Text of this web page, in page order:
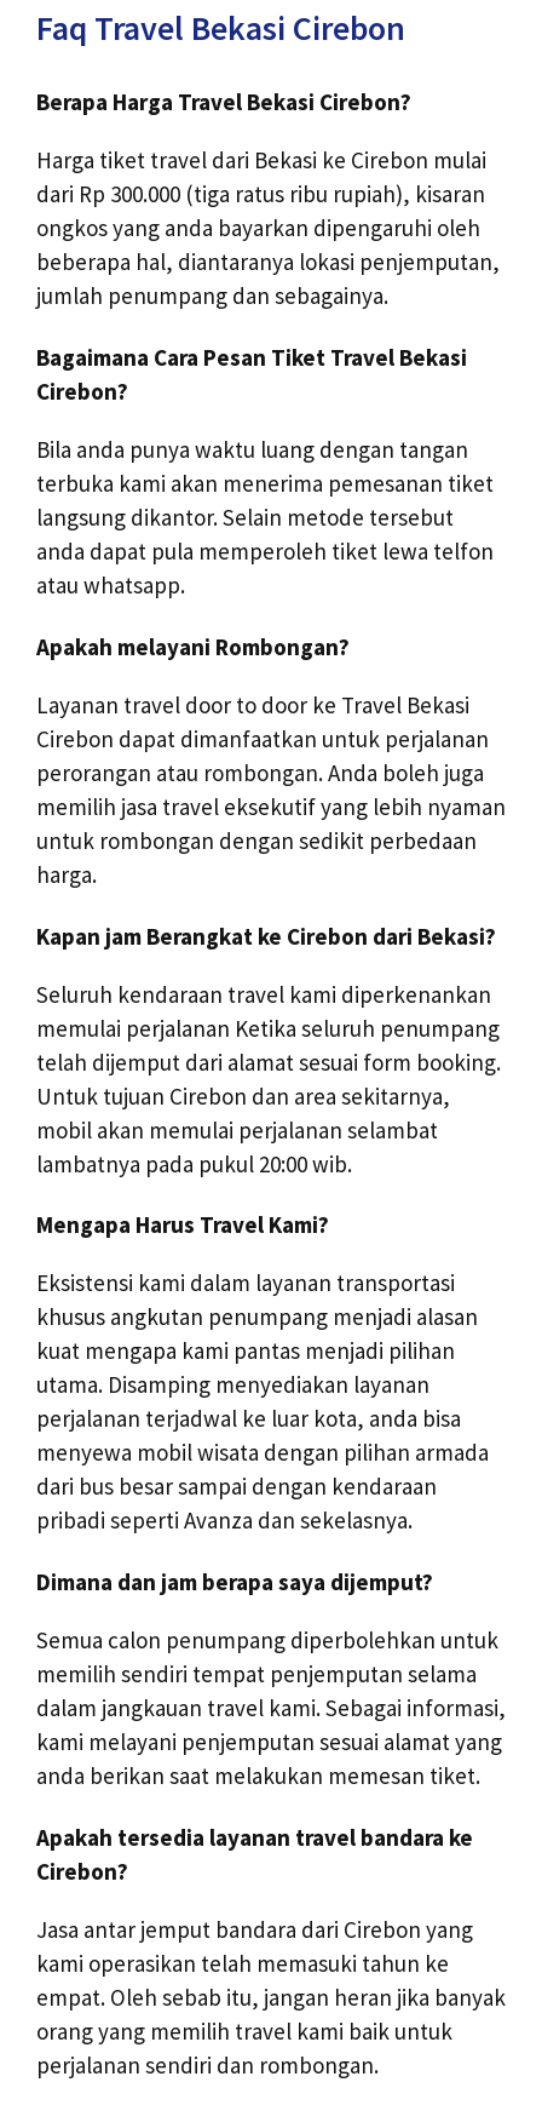
Faq Travel Bekasi Cirebon
Berapa Harga Travel Bekasi Cirebon?
Harga tiket travel dari Bekasi ke Cirebon mulai
dari Rp 300.000 (tiga ratus ribu rupiah), kisaran
ongkos yang anda bayarkan dipengaruhi oleh
beberapa hal, diantaranya lokasi penjemputan,
jumlah penumpang dan sebagainya.
Bagaimana Cara Pesan Tiket Travel Bekasi
Cirebon?
Bila anda punya waktu luang dengan tangan
terbuka kami akan menerima pemesanan tiket
langsung dikantor. Selain metode tersebut
anda dapat pula memperoleh tiket lewa telfon
atau whatsapp.
Apakah melayani Rombongan?
Layanan travel door to door ke Travel Bekasi
Cirebon dapat dimanfaatkan untuk perjalanan
perorangan atau rombongan. Anda boleh juga
memilih jasa travel eksekutif yang lebih nyaman
untuk rombongan dengan sedikit perbedaan
harga.
Kapan jam Berangkat ke Cirebon dari Bekasi?
Seluruh kendaraan travel kami diperkenankan
memulai perjalanan Ketika seluruh penumpang
telah dijemput dari alamat sesuai form booking.
Untuk tujuan Cirebon dan area sekitarnya,
mobil akan memulai perjalanan selambat
lambatnya pada pukul 20:00 wib.
Mengapa Harus Travel Kami?
Eksistensi kami dalam layanan transportasi
khusus angkutan penumpang menjadi alasan
kuat mengapa kami pantas menjadi pilihan
utama. Disamping menyediakan layanan
perjalanan terjadwal ke luar kota, anda bisa
menyewa mobil wisata dengan pilihan armada
dari bus besar sampai dengan kendaraan
pribadi seperti Avanza dan sekelasnya.
Dimana dan jam berapa saya dijemput?
Semua calon penumpang diperbolehkan untuk
memilih sendiri tempat penjemputan selama
dalam jangkauan travel kami. Sebagai informasi,
kami melayani penjemputan sesuai alamat yang
anda berikan saat melakukan memesan tiket.
Apakah tersedia layanan travel bandara ke
Cirebon?
Jasa antar jemput bandara dari Cirebon yang
kami operasikan telah memasuki tahun ke
empat. Oleh sebab itu, jangan heran jika banyak
orang yang memilih travel kami baik untuk
perjalanan sendiri dan rombongan.